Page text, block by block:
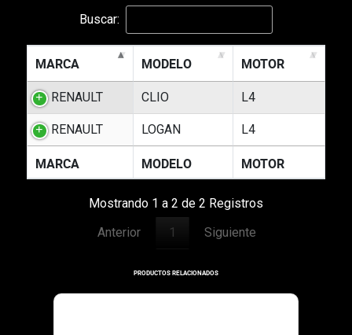
Buscar:
MARCA MODELO MOTOR
RENAULT CLIO L4
RENAULT LOGAN L4
MARCA MODELO MOTOR
Mostrando 1 a 2 de 2 Registros
Anterior
1 Siguiente
PRODUCTOS RELACIONADOS